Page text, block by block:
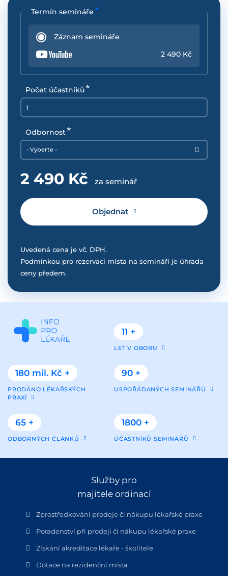
Termín semináře
Záznam semináře
2 490 Kč
Počet účastníků
Odbornost
- Vyberte -
2 490 Kč za seminář
Objednat
Uvedená cena je vč. DPH.
Podmínkou pro rezervaci místa na semináři je úhrada
ceny předem.
11 +
LET V OBORU
180 mil. Kč +
PRODÁNO LÉKAŘSKÝCH
PRAXÍ
90 +
USPOŘÁDANÝCH SEMINÁŘŮ
65 +
ODBORNÝCH ČLÁNKŮ
1800 +
ÚČASTNÍKŮ SEMINÁŘŮ
Služby pro
majitele ordinací
Zprostředkování prodeje či nákupu lékařské praxe
Poradenství při prodeji či nákupu lékařské praxe
Získání akreditace lékaře - školitele
Dotace na rezidenční místa